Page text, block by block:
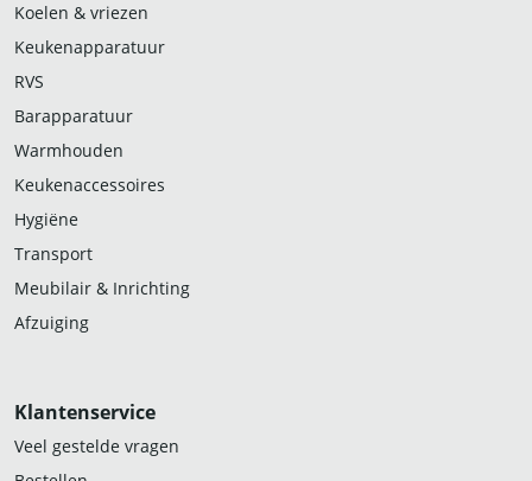
Koelen & vriezen
Keukenapparatuur
RVS
Barapparatuur
Warmhouden
Keukenaccessoires
Hygiëne
Transport
Meubilair & Inrichting
Afzuiging
Klantenservice
Veel gestelde vragen